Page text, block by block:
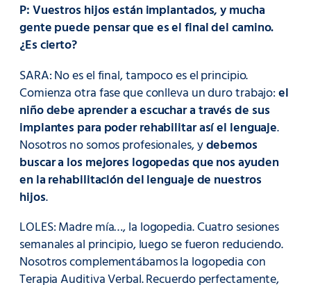
P: Vuestros hijos están implantados, y mucha
gente puede pensar que es el final del camino.
¿Es cierto?
SARA: No es el final, tampoco es el principio.
Comienza otra fase que conlleva un duro trabajo:el
niño debe aprender a escuchar a través de sus
implantes para poder rehabilitar así el lenguaje.
Nosotros no somos profesionales, ydebemos
buscar a los mejores logopedas que nos ayuden
en la rehabilitación del lenguaje de nuestros
hijos.
LOLES: Madre mía…, la logopedia. Cuatro sesiones
semanales al principio, luego se fueron reduciendo.
Nosotros complementábamos la logopedia con
Terapia Auditiva Verbal. Recuerdo perfectamente,